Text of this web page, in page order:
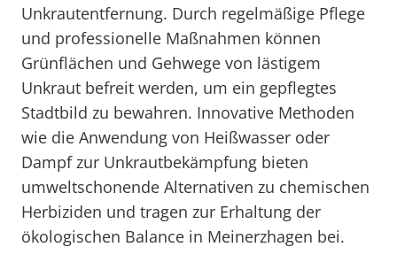
Unkrautentfernung. Durch regelmäßige Pflege
und professionelle Maßnahmen können
Grünflächen und Gehwege von lästigem
Unkraut befreit werden, um ein gepflegtes
Stadtbild zu bewahren. Innovative Methoden
wie die Anwendung von Heißwasser oder
Dampf zur Unkrautbekämpfung bieten
umweltschonende Alternativen zu chemischen
Herbiziden und tragen zur Erhaltung der
ökologischen Balance in Meinerzhagen bei.